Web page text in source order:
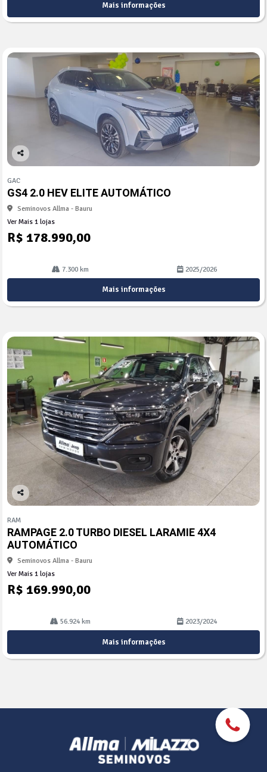
Mais informações
Co
arti
lhe
GAC
GS4 2.0 HEV ELITE AUTOMÁTICO
Seminovos Allma - Bauru
Ver Mais 1 lojas
R$ 178.990,00
7.300 km 2025/2026
Mais informações
Co
arti
lhe
RAM
RAMPAGE 2.0 TURBO DIESEL LARAMIE 4X4
AUTOMÁTICO
Seminovos Allma - Bauru
Ver Mais 1 lojas
R$ 169.990,00
56.924 km 2023/2024
Mais informações